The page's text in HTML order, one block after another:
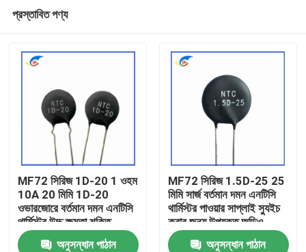
প্রস্তাবিত পণ্য
MF72 সিরিজ 1D-20 1 ওহম
10A 20 মিমি 1D-20
ওভারজোরে বর্তমান দমন এনটিসি
থার্মিস্টর উচ্চ ক্ষমতা শক্তি
সরবরাহের জন্য উপযুক্ত
অনুসন্ধান পাঠান
MF72 সিরিজ 1.5D-25 25
মিমি সার্জ বর্তমান দমন এনটিসি
থার্মিস্টর পাওয়ার সাপ্লাই স্যুইচ
করার জন্য উপযুক্ত অডিও
এম্প্লিফায়ার
অনুসন্ধান পাঠান